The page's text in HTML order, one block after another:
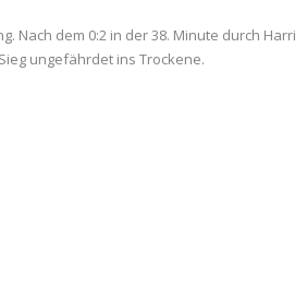
Nach dem 0:2 in der 38. Minute durch Harri
ungefährdet ins Trockene.